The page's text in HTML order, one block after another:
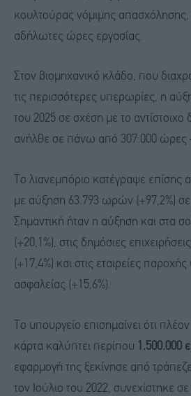
κουλτούρας νόμιμης
αδήλωτες ώρες εργασίας.
Στον βιομηχανικό κλάδο, που
τις περισσότερες υπερωρίες, η
του 2025 σε σχέση με το αντίστοιχο
ανήλθε σε πάνω από 307.000 ώρες
Το λιανεμπόριο κατέγραψε επίσης
με αύξηση 63.793 ωρών (+97,2%)
Σημαντική ήταν η αύξηση και στα
(+20,1%), στις δημόσιες
(+17,4%) και στις εταιρείες
ασφαλείας (+15,6%).
Το υπουργείο επισημαίνει ότι
κάρτα καλύπτει περίπου 1.500.000
εφαρμογή της ξεκίνησε από
τον Ιούλιο του 2022, συνεχίστηκε